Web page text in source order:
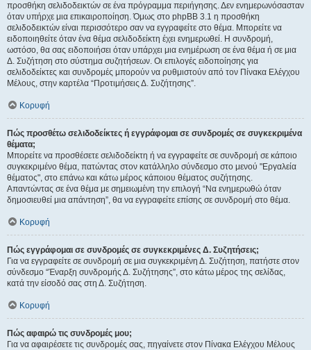
προσθήκη σελιδοδεικτών σε ένα πρόγραμμα περιήγησης. Δεν ενημερωνόσασταν
όταν υπήρχε μια επικαιροποίηση. Όμως στο phpBB 3.1 η προσθήκη
σελιδοδεικτών είναι περισσότερο σαν να εγγραφείτε στο θέμα. Μπορείτε να
ειδοποιηθείτε όταν ένα θέμα σελιδοδείκτη έχει ενημερωθεί. Η συνδρομή,
ωστόσο, θα σας ειδοποιήσει όταν υπάρχει μια ενημέρωση σε ένα θέμα ή σε μια
Δ. Συζήτηση στο σύστημα συζητήσεων. Οι επιλογές ειδοποίησης για
σελιδοδείκτες και συνδρομές μπορούν να ρυθμιστούν από τον Πίνακα Ελέγχου
Μέλους, στην καρτέλα “Προτιμήσεις Δ. Συζήτησης”.
Κορυφή
Πώς προσθέτω σελιδοδείκτες ή εγγράφομαι σε συνδρομές σε συγκεκριμένα
θέματα;
Μπορείτε να προσθέσετε σελιδοδείκτη ή να εγγραφείτε σε συνδρομή σε κάποιο
συγκεκριμένο θέμα, πατώντας στον κατάλληλο σύνδεσμο στο μενού "Εργαλεία
θέματος", στο επάνω και κάτω μέρος κάποιου θέματος συζήτησης.
Απαντώντας σε ένα θέμα με σημειωμένη την επιλογή “Να ενημερωθώ όταν
δημοσιευθεί μια απάντηση”, θα να εγγραφείτε επίσης σε συνδρομή στο θέμα.
Κορυφή
Πώς εγγράφομαι σε συνδρομές σε συγκεκριμένες Δ. Συζητήσεις;
Για να εγγραφείτε σε συνδρομή σε μια συγκεκριμένη Δ. Συζήτηση, πατήστε στον
σύνδεσμο “Έναρξη συνδρομής Δ. Συζήτησης”, στο κάτω μέρος της σελίδας,
κατά την είσοδό σας στη Δ. Συζήτηση.
Κορυφή
Πώς αφαιρώ τις συνδρομές μου;
Για να αφαιρέσετε τις συνδρομές σας, πηγαίνετε στον Πίνακα Ελέγχου Μέλους